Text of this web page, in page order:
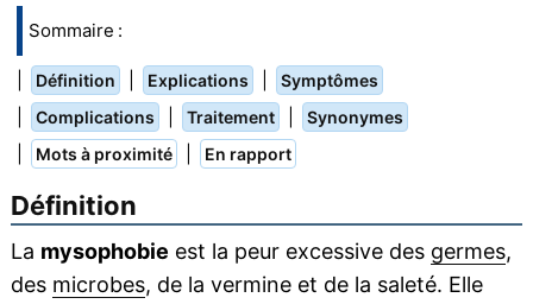
Sommaire :
Définition Explications Symptômes
Complications Traitement Synonymes
Mots à proximité En rapport
Définition
La mysophobie est la peur excessive des germes,
des microbes, de la vermine et de la saleté. Elle